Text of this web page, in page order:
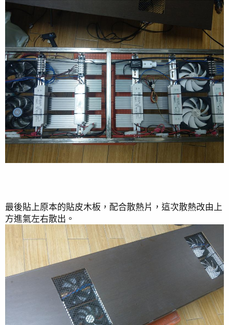
最後貼上原本的貼皮木板，配合散熱片，這次散熱改由上
方進氣左右散出。